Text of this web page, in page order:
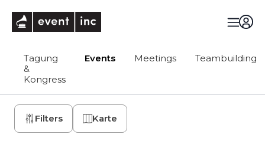
Tagung
&
Kongress
Events Meetings Teambuilding
Filters Karte